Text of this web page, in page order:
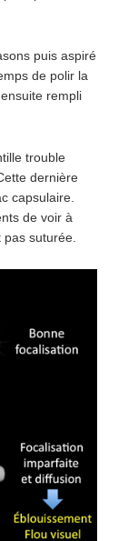
puis aspiré
de polir la
rempli
trouble
dernière
capsulaire.
de voir à
pas suturée.